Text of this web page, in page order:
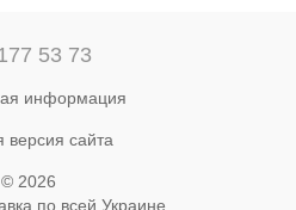
53 73
информация
версия сайта
© 2026
по всей Украине